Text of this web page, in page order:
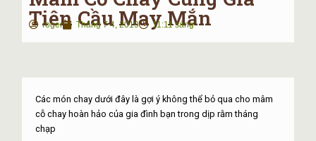
Tiên Cầu May Mắn
roger Tháng 7 4, 2019 11:11 sáng
Các món chay dưới đây là gợi ý không thể bỏ qua cho mâm
cỗ chay hoàn hảo của gia đình bạn trong dịp rằm tháng
chạp